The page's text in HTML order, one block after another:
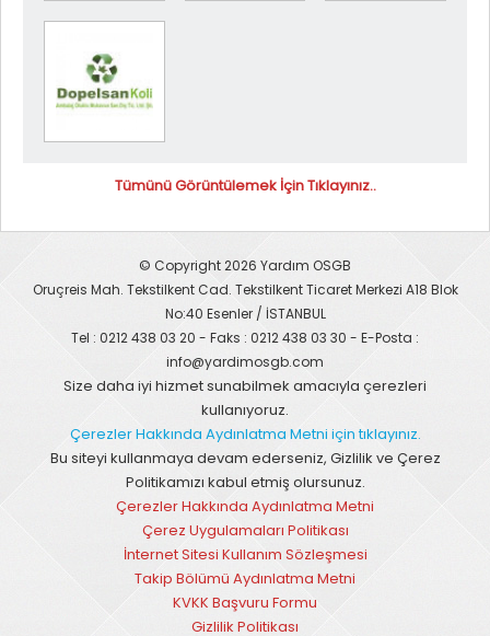
Tümünü Görüntülemek İçin Tıklayınız..
© Copyright 2026 Yardım OSGB
Oruçreis Mah. Tekstilkent Cad. Tekstilkent Ticaret Merkezi A18 Blok
No:40 Esenler / İSTANBUL
Tel : 0212 438 03 20 - Faks : 0212 438 03 30 - E-Posta :
info@yardimosgb.com
Size daha iyi hizmet sunabilmek amacıyla çerezleri
kullanıyoruz.
Çerezler Hakkında Aydınlatma Metni için tıklayınız.
Bu siteyi kullanmaya devam ederseniz, Gizlilik ve Çerez
Politikamızı kabul etmiş olursunuz.
Çerezler Hakkında Aydınlatma Metni
Çerez Uygulamaları Politikası
İnternet Sitesi Kullanım Sözleşmesi
Takip Bölümü Aydınlatma Metni
KVKK Başvuru Formu
Gizlilik Politikası